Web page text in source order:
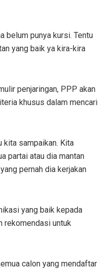
belum punya kursi. Tentu
yang baik ya kira-kira
penjaringan, PPP akan
khusus dalam mencari
kita sampaikan. Kita
partai atau dia mantan
pernah dia kerjakan
yang baik kepada
rekomendasi untuk
calon yang mendaftar